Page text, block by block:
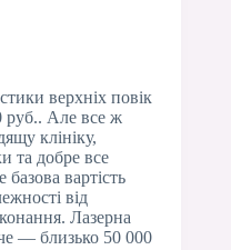
верхніх повік
руб.. Але все ж
клініку,
та добре все
вартість
від
Лазерна
— близько 50 000